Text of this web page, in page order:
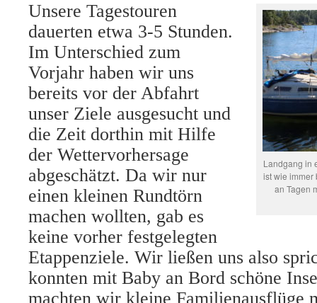
Landgang in
ist wie immer
an Tagen
Unsere Tagestouren
dauerten etwa 3-5 Stunden.
Im Unterschied zum
Vorjahr haben wir uns
bereits vor der Abfahrt
unser Ziele ausgesucht und
die Zeit dorthin mit Hilfe
der Wettervorhersage
abgeschätzt. Da wir nur
einen kleinen Rundtörn
machen wollten, gab es
keine vorher festgelegten
Etappenziele. Wir ließen uns also
konnten mit Baby an Bord schöne
machten wir kleine Familienausflüge